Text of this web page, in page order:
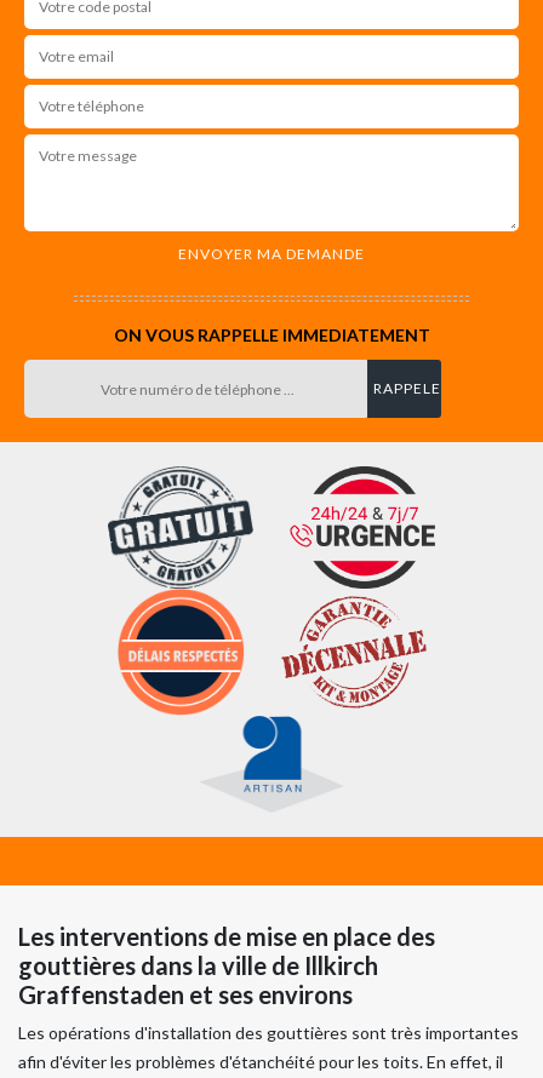
ON VOUS RAPPELLE IMMEDIATEMENT
Les interventions de mise en place des
gouttières dans la ville de Illkirch
Graffenstaden et ses environs
Les opérations d'installation des gouttières sont très importantes
afin d'éviter les problèmes d'étanchéité pour les toits. En effet, il